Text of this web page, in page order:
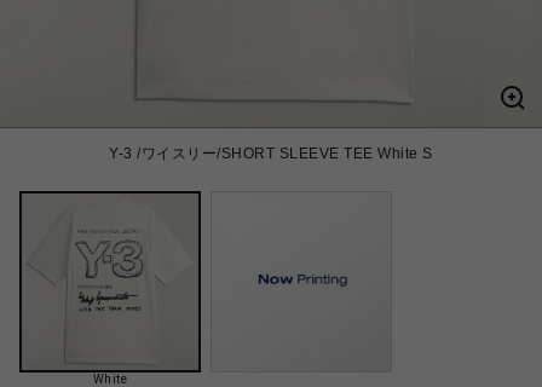
Y-3 /ワイスリー/SHORT SLEEVE TEE White S
White